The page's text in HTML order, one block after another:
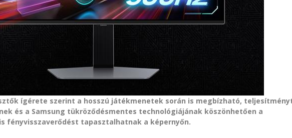
ígérete szerint a hosszú játékmenetek során is megbízható,
és a Samsung tükröződésmentes technológiájának köszönhetően a
fényvisszaverődést tapasztalhatnak a képernyőn.